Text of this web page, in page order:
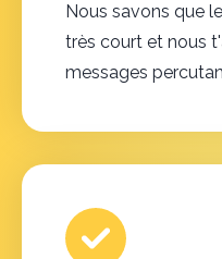
Nous savons que
très court et nous
messages